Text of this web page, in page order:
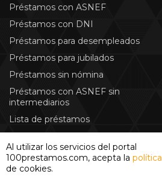
Al utilizar los servicios del portal
100prestamos.com, acepta la política
de cookies.
Préstamos con ASNEF
Préstamos con DNI
Préstamos para desempleados
Préstamos para jubilados
Préstamos sin nómina
Préstamos con ASNEF sin
intermediarios
Lista de préstamos
Préstamos de cripto
Comparación de préstamos gratis
Mejores Tarjetas con Cashback